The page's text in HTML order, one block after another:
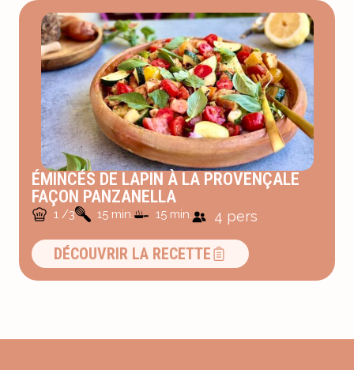
ÉMINCÉS DE LAPIN À LA PROVENÇALE
FAÇON PANZANELLA
1 /3 15 min. 15 min. 4 pers
DÉCOUVRIR LA RECETTE